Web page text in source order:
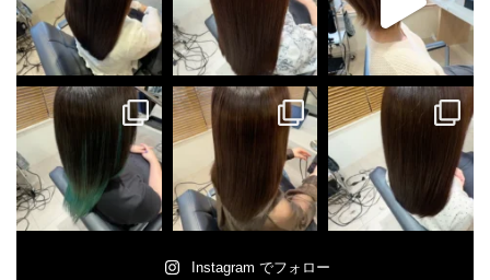
Instagram でフォロー